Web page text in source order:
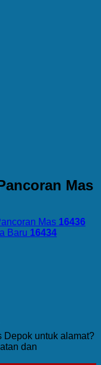
Mas
Mas 16436
Baru 16434
Depok untuk alamat?
dan